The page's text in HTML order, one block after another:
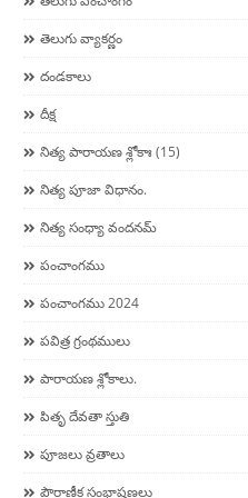
తెలుగు వ్యాకర్ణం
దండకాలు
దీక్ష
నిత్య పారాయణ శ్లోకాః (15)
నిత్య పూజా విధానం.
నిత్య సంధ్యా వందనమ్
పంచాంగము
పంచాంగము 2024
పవిత్ర గ్రంథములు
పారాయణ శ్లోకాలు.
పితృ దేవతా స్తుతి
పూజలు వ్రతాలు
పౌరాణీక సంభాషణలు